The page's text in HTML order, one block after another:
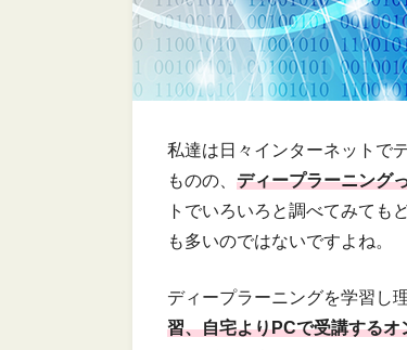
私達は日々インターネットで
ものの、 ディープラーニング
トでいろいろと調べてみても
も多いのではないですよね。
ディープラーニングを学習し
習、自宅よりPCで受講するオ